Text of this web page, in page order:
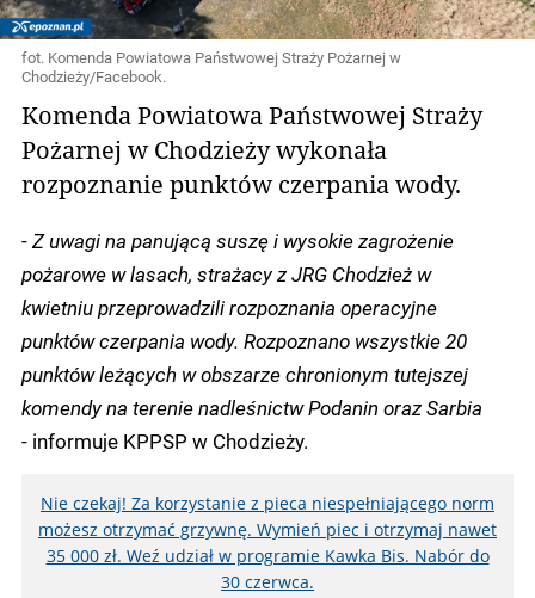
fot. Komenda Powiatowa Państwowej Straży Pożarnej w
Chodzieży/Facebook.
Komenda Powiatowa Państwowej Straży
Pożarnej w Chodzieży wykonała
rozpoznanie punktów czerpania wody.
-Z uwagi na panującą suszę i wysokie zagrożenie
pożarowe w lasach, strażacy z JRG Chodzież w
kwietniu przeprowadzili rozpoznania operacyjne
punktów czerpania wody. Rozpoznano wszystkie 20
punktów leżących w obszarze chronionym tutejszej
komendy na terenie nadleśnictw Podanin oraz Sarbia
- informuje KPPSP w Chodzieży.
Nie czekaj! Za korzystanie z pieca niespełniającego norm
możesz otrzymać grzywnę. Wymień piec i otrzymaj nawet
35 000 zł. Weź udział w programie Kawka Bis. Nabór do
30 czerwca.